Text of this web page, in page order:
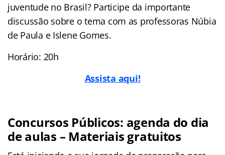
juventude no Brasil? Participe da importante
discussão sobre o tema com as professoras Núbia
de Paula e Islene Gomes.
Horário: 20h
Assista aqui!
Concursos Públicos: agenda do dia
de aulas – Materiais gratuitos